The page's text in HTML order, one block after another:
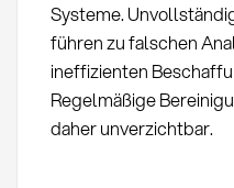
Systeme.
führen zu falschen
ineffizienten
Regelmäßige
daher unverzichtbar.